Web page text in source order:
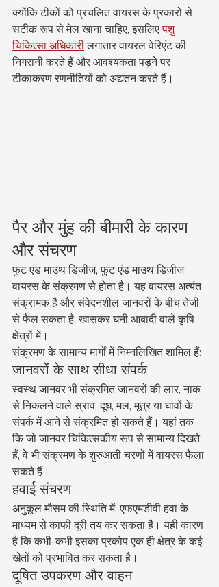
क्योंकि टीकों को प्रचलित वायरस के प्रकारों से
सटीक रूप से मेल खाना चाहिए, इसलिए पशु
चिकित्सा अधिकारी लगातार वायरल वेरिएंट की
निगरानी करते हैं और आवश्यकता पड़ने पर
टीकाकरण रणनीतियों को अद्यतन करते हैं।
पैर और मुंह की बीमारी के कारण
और संचरण
फुट एंड माउथ डिजीज, फुट एंड माउथ डिजीज
वायरस के संक्रमण से होता है। यह वायरस अत्यंत
संक्रामक है और संवेदनशील जानवरों के बीच तेजी
से फैल सकता है, खासकर घनी आबादी वाले कृषि
क्षेत्रों में।
संक्रमण के सामान्य मार्गों में निम्नलिखित शामिल हैं:
जानवरों के साथ सीधा संपर्क
स्वस्थ जानवर भी संक्रमित जानवरों की लार, नाक
से निकलने वाले स्राव, दूध, मल, मूत्र या घावों के
संपर्क में आने से संक्रमित हो सकते हैं। यहां तक
कि जो जानवर चिकित्सकीय रूप से सामान्य दिखते
हैं, वे भी संक्रमण के शुरुआती चरणों में वायरस फैला
सकते हैं।
हवाई संचरण
अनुकूल मौसम की स्थिति में, एफएमडीवी हवा के
माध्यम से काफी दूरी तय कर सकता है। यही कारण
है कि कभी-कभी इसका प्रकोप एक ही क्षेत्र के कई
खेतों को प्रभावित कर सकता है।
दूषित उपकरण और वाहन